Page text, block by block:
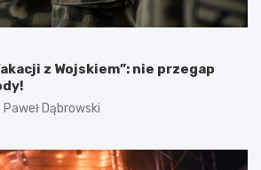
z Wojskiem”: nie przegap
Paweł Dąbrowski